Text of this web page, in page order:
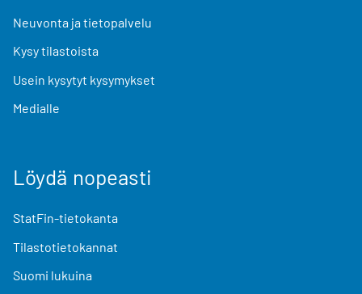
Neuvonta ja tietopalvelu
Kysy tilastoista
Usein kysytyt kysymykset
Medialle
Löydä nopeasti
StatFin-tietokanta
Tilastotietokannat
Suomi lukuina